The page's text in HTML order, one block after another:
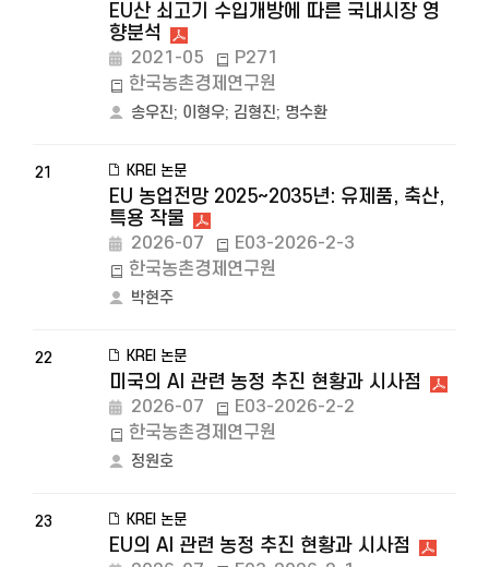
EU산 쇠고기 수입개방에 따른 국내시장 영
향분석
2021-05
P271
한국농촌경제연구원
송우진; 이형우; 김형진; 명수환
21 KREI 논문
EU 농업전망 2025~2035년: 유제품, 축산,
특용 작물
2026-07
E03-2026-2-3
한국농촌경제연구원
박현주
22 KREI 논문
미국의 AI 관련 농정 추진 현황과 시사점
2026-07
E03-2026-2-2
한국농촌경제연구원
정원호
23 KREI 논문
EU의 AI 관련 농정 추진 현황과 시사점